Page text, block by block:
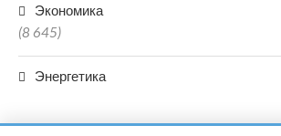
Экономика
(8 645)
Энергетика